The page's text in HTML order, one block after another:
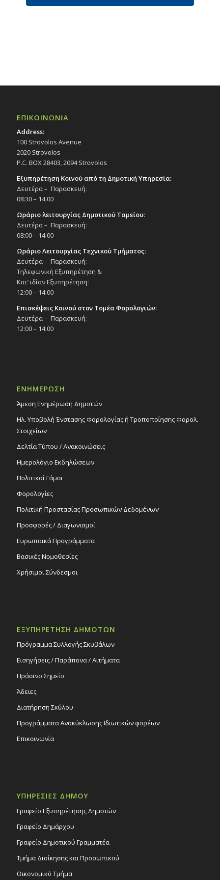
ΕΠΙΚΟΙΝΩΝΙΑ
Address:
100 Strovolos Avenue
2020 Strovolos
P.C. BOX 28403, 2094 Strovolos
Εξυπηρέτηση Κοινού από τη Δημοτική Υπηρεσία:
Δευτέρα – Παρασκευή:
08:30 – 14:00
Ωράριο λειτουργίας Δημοτικού Ταμείου:
Δευτέρα – Παρασκευή:
08:00 – 14:00
Ωράριο Λειτουργίας Τεχνικού Τμήματος:
Δευτέρα – Παρασκευή:
Τηλεφωνική Εξυπηρέτηση &
Κατ’ ιδίαν Εξυπηρέτηση:
12:00 – 14:00
Επισκέψεις Κοινού στον Τομέα Φορολογιών:
Δευτέρα – Παρασκευή:
12:00 – 14:00
ΕΝΗΜΕΡΩΣΗ
Άμεση Ενημέρωση Δημοτών
Ηλ. Υποβολή Ένστασης Φορολογίας ή Τροποποίησης Φορολ.
Στοιχείων
Δελτία Τύπου / Ανακοινώσεις
Ημερολόγιο Εκδηλώσεων
Πολιτικοί Γάμοι
Φορολογίες
Πολιτική Προστασίας Προσωπικών Δεδομένων
Προσφορές / Διαγωνισμοί
Ευρωπαϊκά Προγράμματα
Βασικές Νομοθεσίες
Χρήσιμοι Σύνδεσμοι
ΕΞΥΠΗΡΕΤΗΣΗ ΔΗΜΟΤΩΝ
Πρόγραμμα Συλλογής Σκυβάλων
Εισηγήσεις / Παράπονα / Αιτήματα
Πράσινο Σημείο
Άδειες
Διατήρηση Σκύλου
Προγράμματα Ανακύκλωσης Ιδιωτικών φορέων
Επικοινωνία
ΥΠΗΡΕΣΙΕΣ ΔΗΜΟΥ
Γραφείο Εξυπηρέτησης Δημοτών
Γραφείο Δημάρχου
Γραφείο Δημοτικού Γραμματέα
Τμήμα Διοίκησης και Προσωπικού
Οικονομικό Τμήμα